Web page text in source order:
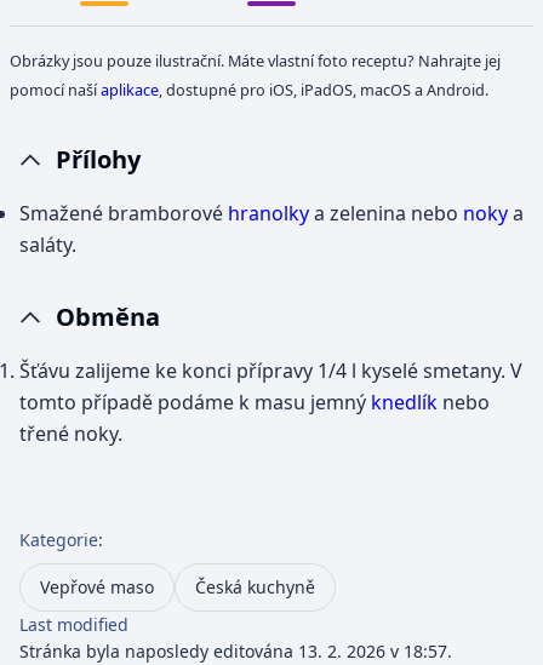
Obrázky jsou pouze ilustrační. Máte vlastní foto receptu? Nahrajte jej
pomocí našíaplikace, dostupné pro iOS, iPadOS, macOS a Android.
Přílohy
Smažené bramborové hranolkya zelenina nebo nokya
saláty.
Obměna
Šťávu zalijeme ke konci přípravy 1/4 l kyselé smetany. V
tomto případě podáme k masu jemný knedlík nebo
třené noky.
Kategorie:
Vepřové maso
Česká kuchyně
Last modified
Stránka byla naposledy editována 13. 2. 2026 v 18:57.